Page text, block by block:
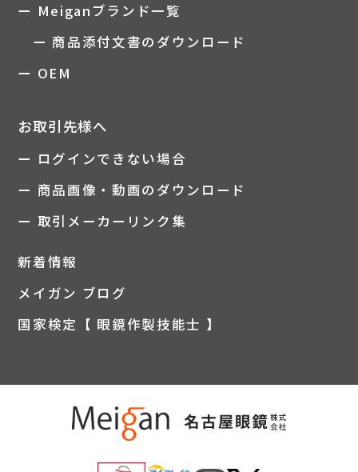
ー Meiganブランド一覧
ー 商品添付文書のダウンロード
ー OEM
お取引先様へ
ー ログインできない場合
ー 商品画像・動画のダウンロード
ー 取引メーカーリンク集
新着情報
メイガン ブログ
国家検定【 眼鏡作製技能士 】